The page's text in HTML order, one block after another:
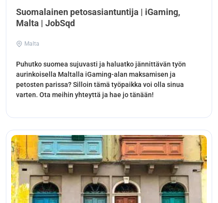
Suomalainen petosasiantuntija | iGaming,
Malta | JobSqd
Malta
Puhutko suomea sujuvasti ja haluatko jännittävän työn
aurinkoisella Maltalla iGaming-alan maksamisen ja
petosten parissa? Silloin tämä työpaikka voi olla sinua
varten. Ota meihin yhteyttä ja hae jo tänään!